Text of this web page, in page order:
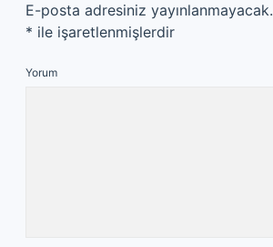
E-posta adresiniz yayınlanmayacak.
* ile işaretlenmişlerdir
Yorum